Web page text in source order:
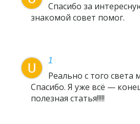
Спасибо за
знакомой совет помог.
1
Реально с того
Спасибо. Я уже всё —
полезная статья!!!!!